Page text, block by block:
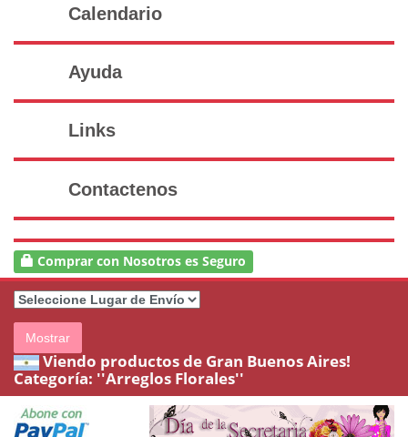
Calendario
Ayuda
Links
Contactenos
Comprar con Nosotros es Seguro
Mostrar
Viendo productos de Gran Buenos Aires!
Categoría: ''Arreglos Florales''